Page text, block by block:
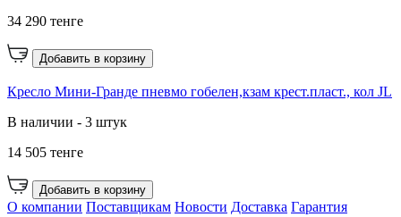
34 290 тенге
Добавить в корзину
Кресло Мини-Гранде пневмо гобелен,кзам крест.пласт., кол JL
В наличии - 3 штук
14 505 тенге
Добавить в корзину
О компании Поставщикам Новости Доставка Гарантия